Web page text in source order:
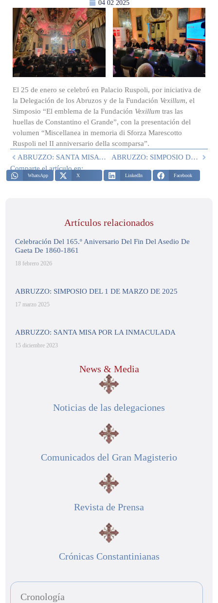
04 02 2025
El 25 de enero se celebró en Palacio Ruspoli, por iniciativa de
la Delegación de los Abruzos y de la Fundación Vexillum, el
Simposio “El emblema de la Fundación Vexillumtras las
huellas de Constantino el Grande”, con la presentación del
volumen “Miscellanea in memoria di Sforza Marescotto
Ruspoli nel II anniversario della scomparsa”.
ABRUZZO: SANTA MISA POR LA INMACULADA
ABRUZZO: SIMPOSIO DEL 1 DE MARZO DE 2025
Comparte el artículo en:
WhatsApp X LinkedIn Facebook
Artículos relacionados
Celebración Del 165.º Aniversario Del Fin Del Asedio De
Gaeta De 1860-1861
18 febrero 2026
ABRUZZO: SIMPOSIO DEL 1 DE MARZO DE 2025
17 marzo 2025
ABRUZZO: SANTA MISA POR LA INMACULADA
15 diciembre 2023
News & Media
Noticias de las delegaciones
Comunicados del Gran Magisterio
Revista de Prensa
Crónicas Constantinianas
Cronología